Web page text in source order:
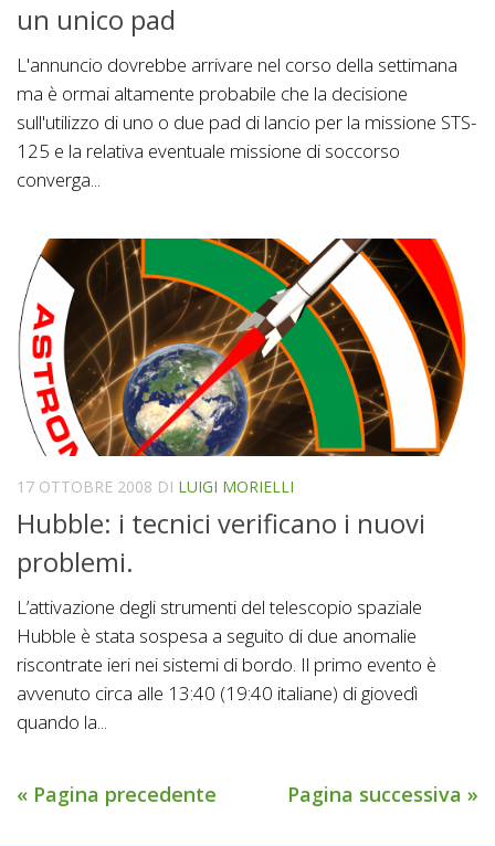
un unico pad
L'annuncio dovrebbe arrivare nel corso della settimana
ma è ormai altamente probabile che la decisione
sull'utilizzo di uno o due pad di lancio per la missione STS-
125 e la relativa eventuale missione di soccorso
converga...
17 OTTOBRE 2008 DI LUIGI MORIELLI
Hubble: i tecnici verificano i nuovi
problemi.
L’attivazione degli strumenti del telescopio spaziale
Hubble è stata sospesa a seguito di due anomalie
riscontrate ieri nei sistemi di bordo. Il primo evento è
avvenuto circa alle 13:40 (19:40 italiane) di giovedì
quando la...
« Pagina precedente Pagina successiva »